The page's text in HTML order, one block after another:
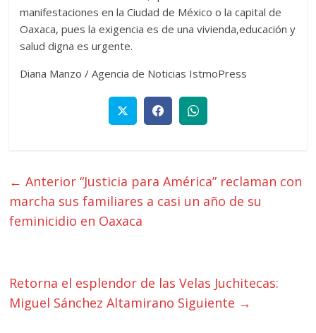
manifestaciones en la Ciudad de México o la capital de
Oaxaca, pues la exigencia es de una vivienda,educación y
salud digna es urgente.
Diana Manzo / Agencia de Noticias IstmoPress
← Anterior “Justicia para América” reclaman con
marcha sus familiares a casi un año de su
feminicidio en Oaxaca
Retorna el esplendor de las Velas Juchitecas:
Miguel Sánchez Altamirano Siguiente →